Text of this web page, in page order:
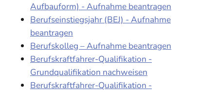
Aufbauform) - Aufnahme beantragen
Berufseinstiegsjahr (BEJ) - Aufnahme
beantragen
Berufskolleg – Aufnahme beantragen
Berufskraftfahrer-Qualifikation -
Grundqualifikation nachweisen
Berufskraftfahrer-Qualifikation -